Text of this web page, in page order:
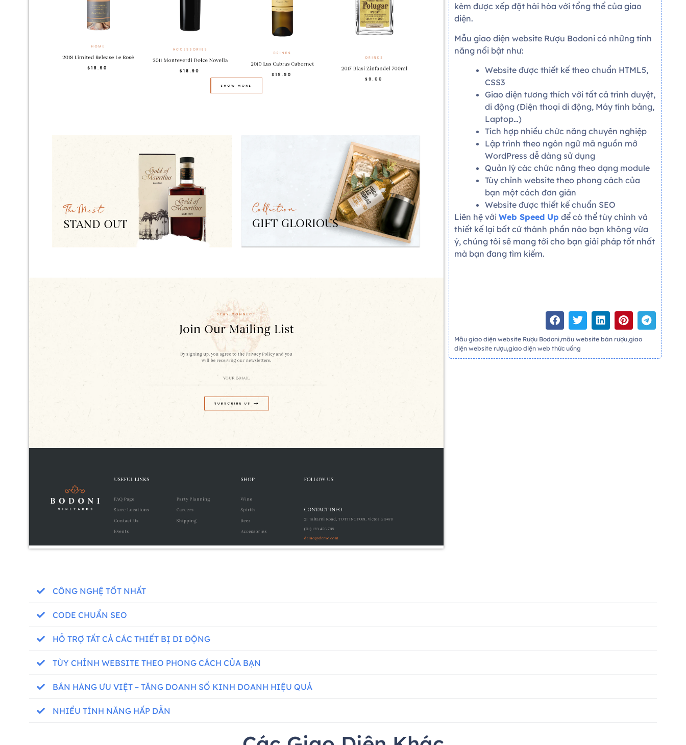
kèm được xếp đặt hài hòa với tổng thể của giao
diện.
Mẫu giao diện website Rượu Bodoni có những tính
năng nổi bật như:
Website được thiết kế theo chuẩn HTML5,
CSS3
Giao diện tương thích với tất cả trình duyệt,
di động (Điện thoại di động, Máy tính bảng,
Laptop…)
Tích hợp nhiều chức năng chuyên nghiệp
Lập trình theo ngôn ngữ mã nguồn mở
WordPress dễ dàng sử dụng
Quản lý các chức năng theo dạng module
Tùy chỉnh website theo phong cách của
bạn một cách đơn giản
Website được thiết kế chuẩn SEO
Liên hệ vớiWeb Speed Up để có thể tùy chỉnh và
thiết kế lại bất cứ thành phần nào bạn không vừa
ý, chúng tôi sẽ mang tới cho bạn giải pháp tốt nhất
mà bạn đang tìm kiếm.
Mẫu giao diện website Rượu Bodoni,mẫu website bán rượu,giao
diện website rượu,giao diện web thức uống
CÔNG NGHỆ TỐT NHẤT
CODE CHUẨN SEO
HỖ TRỢ TẤT CẢ CÁC THIẾT BỊ DI ĐỘNG
TÙY CHỈNH WEBSITE THEO PHONG CÁCH CỦA BẠN
BÁN HÀNG ƯU VIỆT – TĂNG DOANH SỐ KINH DOANH HIỆU QUẢ
NHIỀU TÍNH NĂNG HẤP DẪN